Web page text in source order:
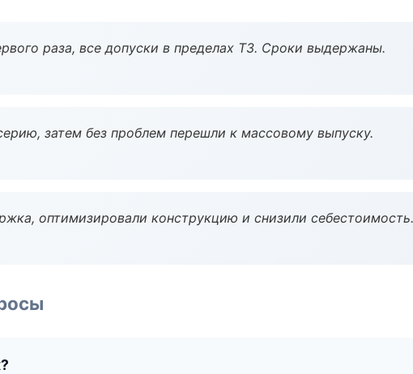
раза, все допуски в пределах ТЗ. Сроки выдержаны.
затем без проблем перешли к массовому выпуску.
оптимизировали конструкцию и снизили себестоимость.